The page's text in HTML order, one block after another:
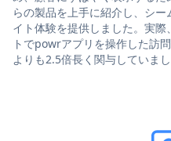
らの製品を上手に紹介し、シ
イト体験を提供しました。実
トでpowrアプリを操作した訪
よりも2.5倍長く関与していまし